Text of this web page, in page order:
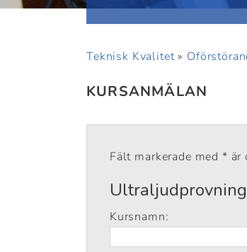
Teknisk Kvalitet»
KURSANMÄLAN
Fält markerade med *
Kursnamn: